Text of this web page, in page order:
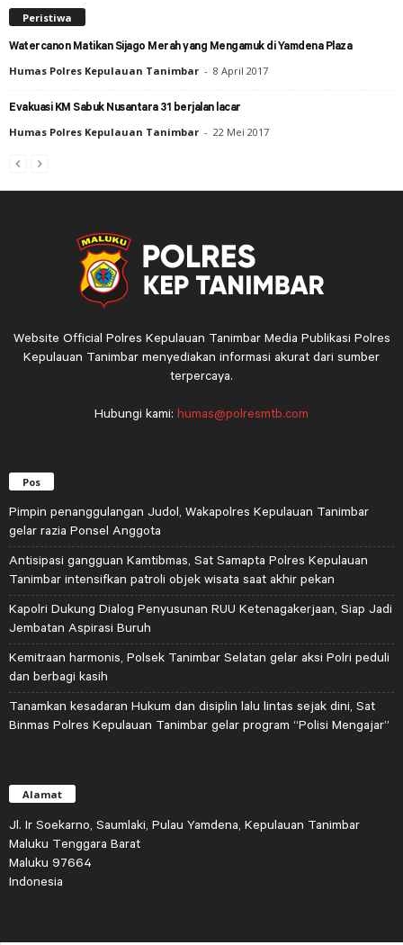
Peristiwa
Watercanon Matikan Sijago Merah yang Mengamuk di Yamdena Plaza
Humas Polres Kepulauan Tanimbar - 8 April 2017
Evakuasi KM Sabuk Nusantara 31 berjalan lacar
Humas Polres Kepulauan Tanimbar - 22 Mei 2017
Website Official Polres Kepulauan Tanimbar Media Publikasi Polres
Kepulauan Tanimbar menyediakan informasi akurat dari sumber
terpercaya.
Hubungi kami: humas@polresmtb.com
Pos
Pimpin penanggulangan Judol, Wakapolres Kepulauan Tanimbar
gelar razia Ponsel Anggota
Antisipasi gangguan Kamtibmas, Sat Samapta Polres Kepulauan
Tanimbar intensifkan patroli objek wisata saat akhir pekan
Kapolri Dukung Dialog Penyusunan RUU Ketenagakerjaan, Siap Jadi
Jembatan Aspirasi Buruh
Kemitraan harmonis, Polsek Tanimbar Selatan gelar aksi Polri peduli
dan berbagi kasih
Tanamkan kesadaran Hukum dan disiplin lalu lintas sejak dini, Sat
Binmas Polres Kepulauan Tanimbar gelar program “Polisi Mengajar”
Alamat
Jl. Ir Soekarno, Saumlaki, Pulau Yamdena, Kepulauan Tanimbar
Maluku Tenggara Barat
Maluku 97664
Indonesia